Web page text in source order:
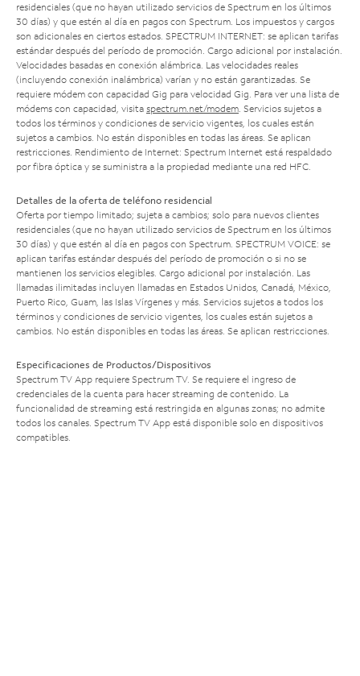
residenciales (que no hayan utilizado servicios de Spectrum en los últimos
30 días) y que estén al día en pagos con Spectrum. Los impuestos y cargos
son adicionales en ciertos estados. SPECTRUM INTERNET: se aplican tarifas
estándar después del período de promoción. Cargo adicional por instalación.
Velocidades basadas en conexión alámbrica. Las velocidades reales
(incluyendo conexión inalámbrica) varían y no están garantizadas. Se
requiere módem con capacidad Gig para velocidad Gig. Para ver una lista de
módems con capacidad, visita spectrum.net/modem. Servicios sujetos a
todos los términos y condiciones de servicio vigentes, los cuales están
sujetos a cambios. No están disponibles en todas las áreas. Se aplican
restricciones. Rendimiento de Internet: Spectrum Internet está respaldado
por fibra óptica y se suministra a la propiedad mediante una red HFC.
Detalles de la oferta de teléfono residencial
Oferta por tiempo limitado; sujeta a cambios; solo para nuevos clientes
residenciales (que no hayan utilizado servicios de Spectrum en los últimos
30 días) y que estén al día en pagos con Spectrum. SPECTRUM VOICE: se
aplican tarifas estándar después del período de promoción o si no se
mantienen los servicios elegibles. Cargo adicional por instalación. Las
llamadas ilimitadas incluyen llamadas en Estados Unidos, Canadá, México,
Puerto Rico, Guam, las Islas Vírgenes y más. Servicios sujetos a todos los
términos y condiciones de servicio vigentes, los cuales están sujetos a
cambios. No están disponibles en todas las áreas. Se aplican restricciones.
Especificaciones de Productos/Dispositivos
Spectrum TV App requiere Spectrum TV. Se requiere el ingreso de
credenciales de la cuenta para hacer streaming de contenido. La
funcionalidad de streaming está restringida en algunas zonas; no admite
todos los canales. Spectrum TV App está disponible solo en dispositivos
compatibles.